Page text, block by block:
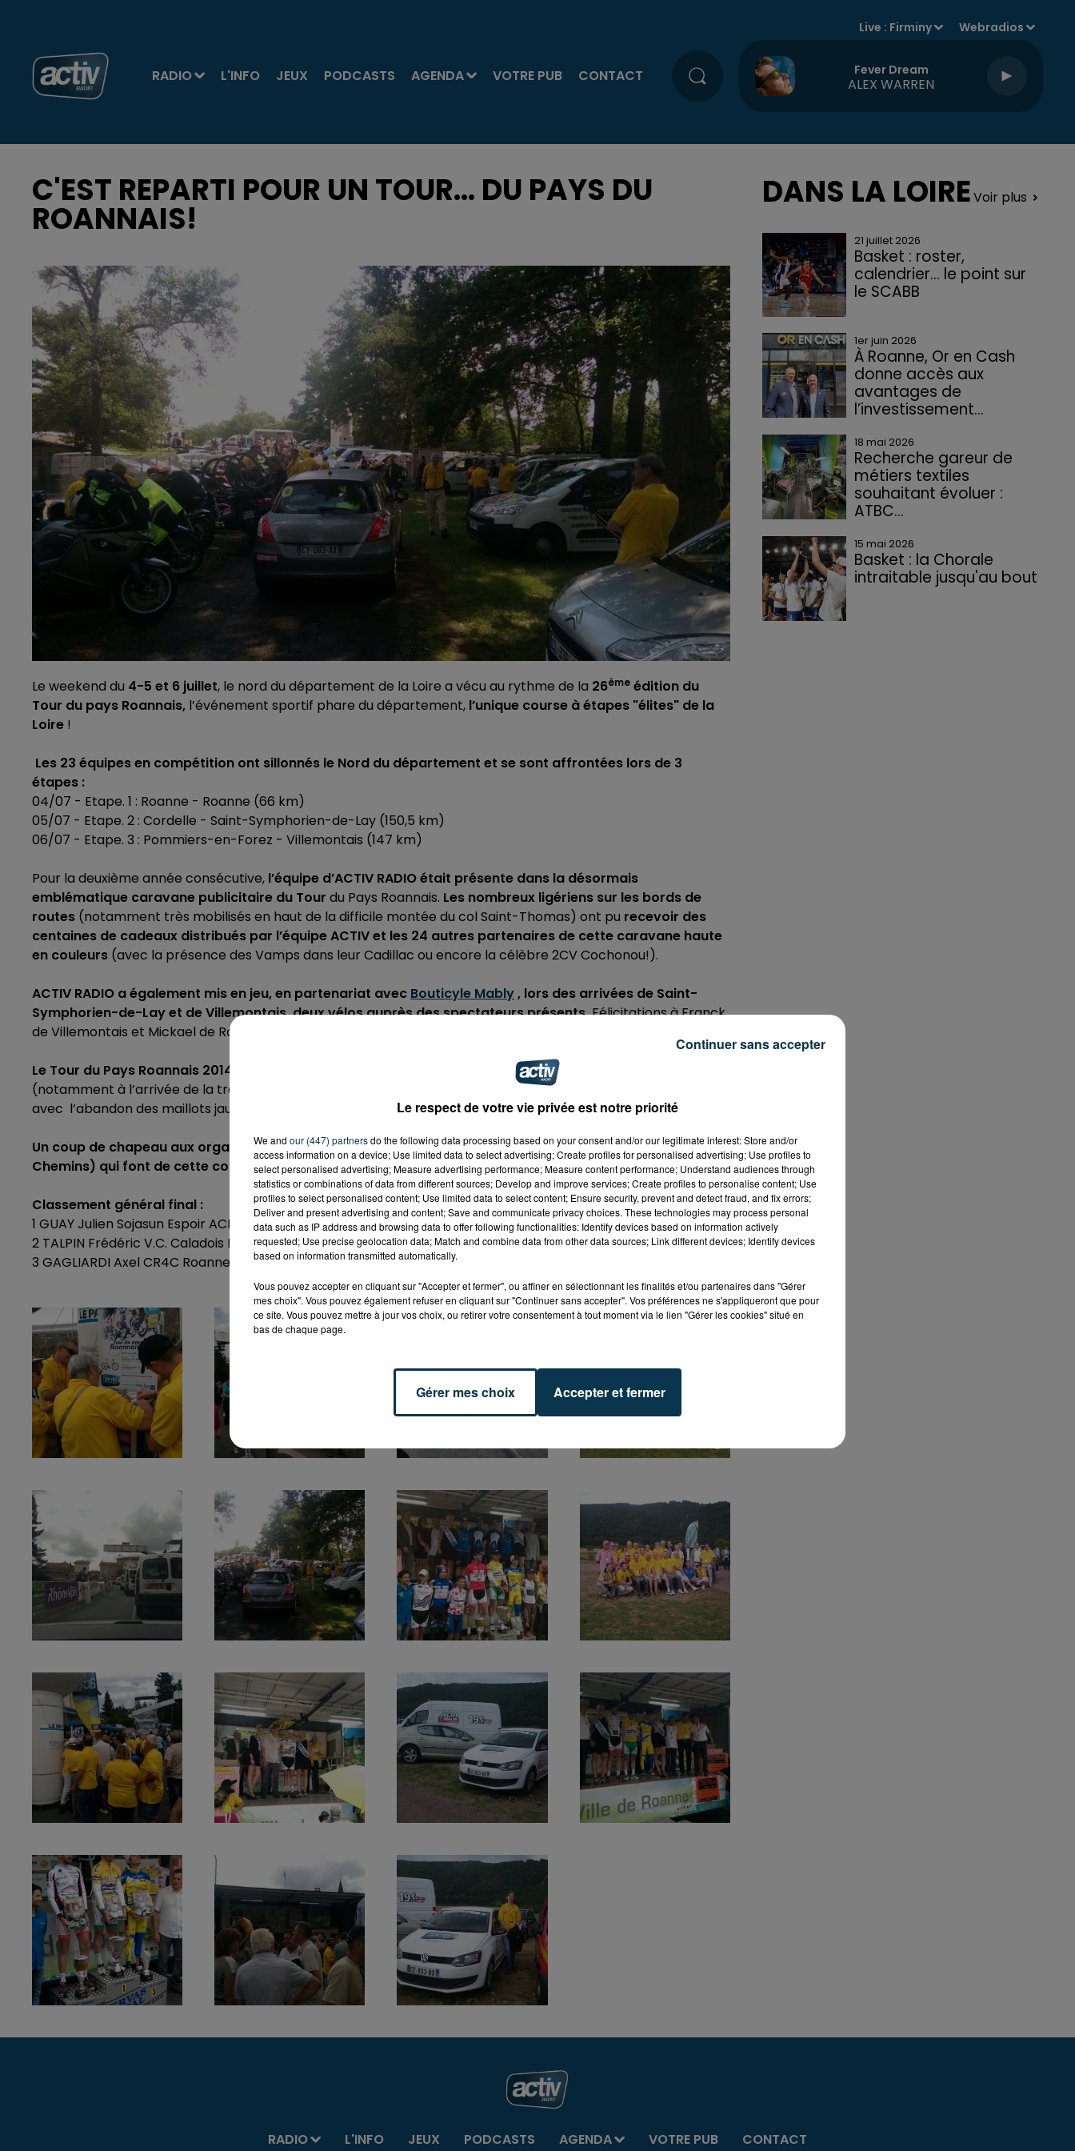
RADIO L'INFO JEUX PODCASTS AGENDA VOTRE PUB CONTACT
Live : Firminy Webradios
Fever Dream
ALEX WARREN
C'EST REPARTI POUR UN TOUR... DU PAYS DU
ROANNAIS!
Le weekend du 4-5 et 6 juillet, le nord du département de la Loire a vécu au rythme de la 26ème édition du
Tour du pays Roannais, l’événement sportif phare du département, l’unique course à étapes "élites" de la
Loire !
Les 23 équipes en compétition ont sillonnés le Nord du département et se sont affrontées lors de 3
étapes :
04/07 - Etape. 1 : Roanne - Roanne (66 km)
05/07 - Etape. 2 : Cordelle - Saint-Symphorien-de-Lay (150,5 km)
06/07 - Etape. 3 : Pommiers-en-Forez - Villemontais (147 km)
Pour la deuxième année consécutive, l’équipe d’ACTIV RADIO était présente dans la désormais
emblématique caravane publicitaire du Tour du Pays Roannais. Les nombreux ligériens sur les bords de
routes (notamment très mobilisés en haut de la difficile montée du col Saint-Thomas) ont pu recevoir des
centaines de cadeaux distribués par l’équipe ACTIV et les 24 autres partenaires de cette caravane haute
en couleurs (avec la présence des Vamps dans leur Cadillac ou encore la célèbre 2CV Cochonou!).
ACTIV RADIO a également mis en jeu,en partenariat avec Bouticyle Mably , lors des arrivées de Saint-
Symphorien-de-Lay et de Villemontais, deux vélos auprès des spectateurs présents.Félicitations àFranck
de Villemontais et Mickael de Roanne, les deux gagnants tirés au sort!
Le Tour du Pays Roannais 2014 aura encore offert un beau spectacle
malgré une météo capricieuse
(notamment à l’arrivée de la très vallonnée étape de dimanche) et de nombreux rebondissements
avec l’abandon des maillots jaunes des 2 premières étapes.
Un coup de chapeau aux organisateurs et les centaines de bénévoles du CR4C (Club Routier des 4
Chemins) qui font de cette course un événement convivial et incontournable du roannais.
Classement général final :
1 GUAY Julien Sojasun Espoir ACNC Bre
2 TALPIN Frédéric V.C. Caladois Rha
3 GAGLIARDI Axel CR4C Roanne Rha
DANS LA LOIREVoir plus
21 juillet 2026
Basket : roster,
calendrier... le point sur
le SCABB
1er juin 2026
À Roanne, Or en Cash
donne accès aux
avantages de
l’investissement...
18 mai 2026
Recherche gareur de
métiers textiles
souhaitant évoluer :
ATBC...
15 mai 2026
Basket : la Chorale
intraitable jusqu'au bout
RADIO L'INFO JEUX PODCASTS AGENDA VOTRE PUB CONTACT
Le respect de votre vie privée est notre priorité
We and our (447) partnersdo the following data processing based on your consent and/or our legitimate interest: Store and/or
access information on a device; Use limited data to select advertising; Create profiles for personalised advertising; Use profiles to
select personalised advertising; Measure advertising performance; Measure content performance; Understand audiences through
statistics or combinations of data from different sources; Develop and improve services; Create profiles to personalise content; Use
profiles to select personalised content; Use limited data to select content; Ensure security, prevent and detect fraud, and fix errors;
Deliver and present advertising and content; Save and communicate privacy choices. These technologies may process personal
data such as IP address and browsing data to offer following functionalities: Identify devices based on information actively
requested; Use precise geolocation data; Match and combine data from other data sources; Link different devices; Identify devices
based on information transmitted automatically.
Vous pouvez accepter en cliquant sur "Accepter et fermer", ou affiner en sélectionnant les finalités et/ou partenaires dans "Gérer
mes choix". Vous pouvez également refuser en cliquant sur "Continuer sans accepter". Vos préférences ne s'appliqueront que pour
ce site. Vous pouvez mettre à jour vos choix, ou retirer votre consentement à tout moment via le lien "Gérer les cookies" situé en
bas de chaque page.
Gérer mes choix Accepter et fermer
Continuer sans accepter